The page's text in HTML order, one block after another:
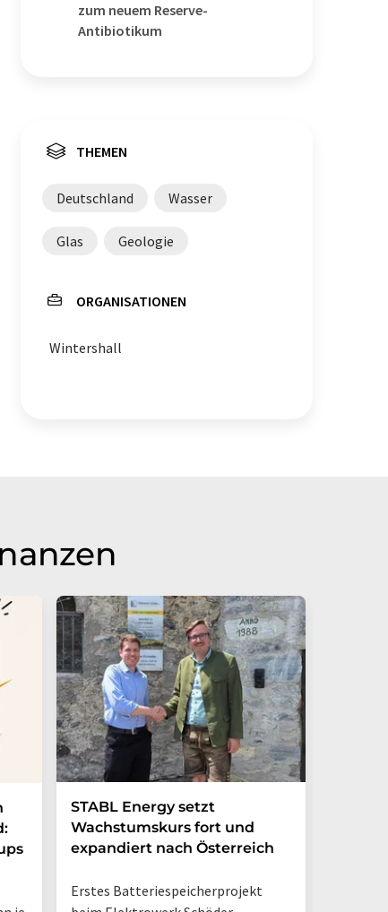
zum neuem Reserve-
Antibiotikum
THEMEN
Deutschland Wasser
Glas Geologie
ORGANISATIONEN
Wintershall
STABL Energy setzt
Wachstumskurs fort und
expandiert nach Österreich
Erstes Batteriespeicherprojekt